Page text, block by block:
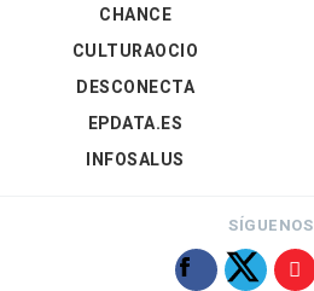
CHANCE
CULTURAOCIO
DESCONECTA
EPDATA.ES
INFOSALUS
SÍGUENOS